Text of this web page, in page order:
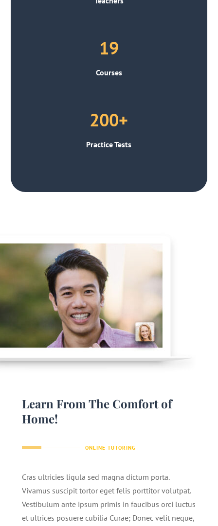
19
Courses
200+
Practice Tests
Learn From The Comfort of
Home!
ONLINE TUTORING
Cras ultricies ligula sed magna dictum porta.
Vivamus suscipit tortor eget felis porttitor volutpat.
Vestibulum ante ipsum primis in faucibus orci luctus
et ultrices posuere cubilia Curae; Donec velit neque,